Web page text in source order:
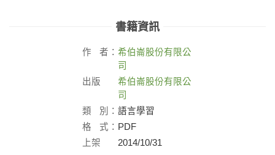
書籍資訊
作 者： 希伯崙股份有限公
司
出版
希伯崙股份有限公
司
類
別： 語言學習
格
式： PDF
上架
2014/10/31